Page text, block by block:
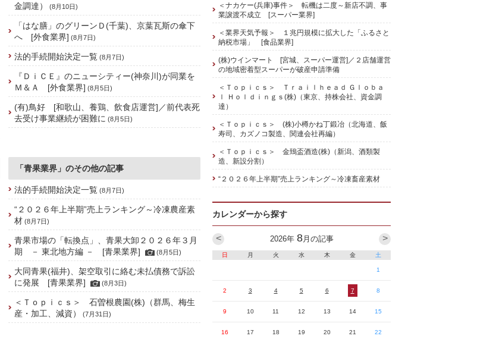
金調達）
(8月10日)
「はな膳」のグリーンＤ(千葉)、京葉瓦斯の傘下
へ [外食業界] (8月7日)
法的手続開始決定一覧 (8月7日)
『ＤｉＣＥ』のニューシティー(神奈川)が同業を
Ｍ＆Ａ [外食業界] (8月5日)
(有)鳥好 [和歌山、養鶏、飲食店運営]／前代表死
去受け事業継続が困難に (8月5日)
「青果業界」のその他の記事
法的手続開始決定一覧 (8月7日)
“２０２６年上半期”売上ランキング～冷凍農産素
材 (8月7日)
青果市場の「転換点」、青果大卸２０２６年３月
期 － 東北地方編 － [青果業界]
(8月5日)
大同青果(福井)、架空取引に絡む未払債務で訴訟
に発展 [青果業界]
(8月3日)
＜Ｔｏｐｉｃｓ＞ 石曽根農園(株)（群馬、梅生
産・加工、減資）
(7月31日)
＜ナカケー(兵庫)事件＞ 転機は二度～新店不調、事
業譲渡不成立 [スーパー業界]
＜業界天気予報＞ １兆円規模に拡大した「ふるさと
納税市場」 [食品業界]
(株)ウインマート [宮城、スーパー運営]／２店舗運営
の地域密着型スーパーが破産申請準備
＜Ｔｏｐｉｃｓ＞ Ｔｒａｉｌｈｅａｄ Ｇｌｏｂａ
ｌ Ｈｏｌｄｉｎｇｓ(株)（東京、持株会社、資金調
達）
＜Ｔｏｐｉｃｓ＞ (株)小樽かね丁鍛冶（北海道、飯
寿司、カズノコ製造、関連会社再編）
＜Ｔｏｐｉｃｓ＞ 金鵄盃酒造(株)（新潟、酒類製
造、新設分割）
“２０２６年上半期”売上ランキング～冷凍畜産素材
カレンダーから探す
2026年 8月の記事 >
<
日 月 火 水 木 金 土
1
2 3 4 5 6 7 8
9 10 11 12 13 14 15
16 17 18 19 20 21 22